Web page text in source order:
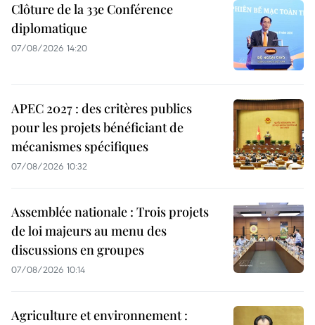
Clôture de la 33e Conférence
diplomatique
07/08/2026 14:20
APEC 2027 : des critères publics
pour les projets bénéficiant de
mécanismes spécifiques
07/08/2026 10:32
Assemblée nationale : Trois projets
de loi majeurs au menu des
discussions en groupes
07/08/2026 10:14
Agriculture et environnement :